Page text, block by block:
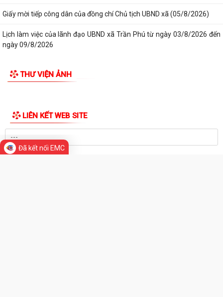
Đồng chí Phó Bí thư Thường trực Đảng ủy xã Trần Phú về dự sinh hoạt
Đồng chí Bí thư Đảng ủy, Chủ tịch HĐND xã Trần Phú về dự sinh hoạt
Giấy mời tiếp công dân của đồng chí Chủ tịch UBND xã (05/8/2026)
dân định kỳ tháng 8
Đã kết nối EMC